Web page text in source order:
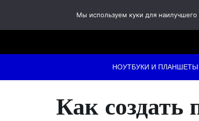
content
НОУТБУКИ И ПЛАНШЕТЫ
Как создать
Мы используем куки для наилучшего